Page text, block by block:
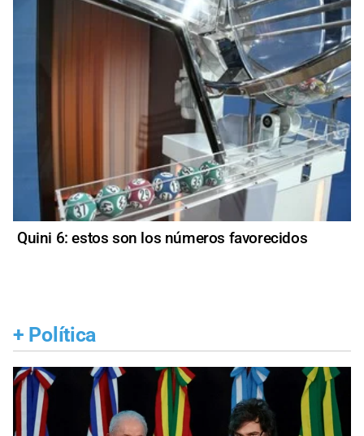
Quini 6: estos son los números favorecidos
+ Política